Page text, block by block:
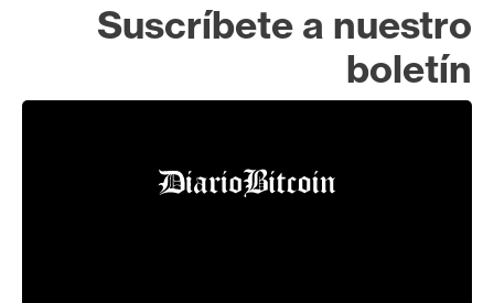
Suscríbete a nuestro
boletín